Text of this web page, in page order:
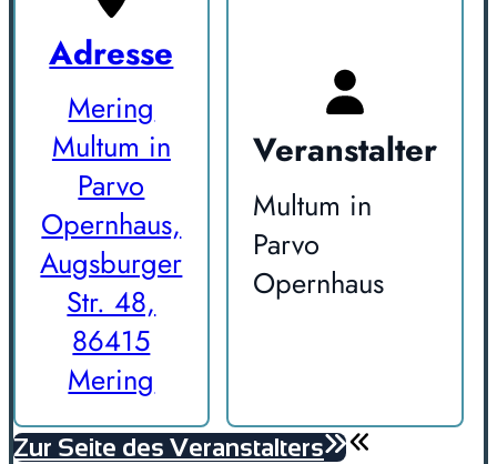
Adresse
Mering
Multum in
Parvo
Opernhaus,
Augsburger
Str. 48,
86415
Mering
Veranstalter
Multum in
Parvo
Opernhaus
Zur Seite des Veranstalters